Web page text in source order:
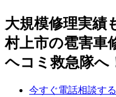
大規模修理実績
村上市の雹害車
ヘコミ救急隊へ
今すぐ電話相談する